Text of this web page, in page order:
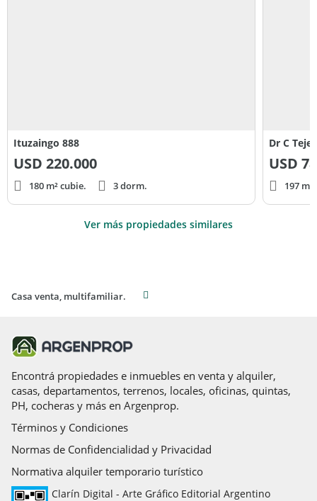
Ituzaingo 888
USD 220.000
180 m² cubie. 3 dorm.
Dr C
USD
197
Ver más propiedades similares
Casa venta, multifamiliar.
Encontrá propiedades e inmuebles en venta y alquiler,
casas, departamentos, terrenos, locales, oficinas, quintas,
PH, cocheras y más en Argenprop.
Términos y Condiciones
Normas de Confidencialidad y Privacidad
Normativa alquiler temporario turístico
Clarín Digital - Arte Gráfico Editorial Argentino